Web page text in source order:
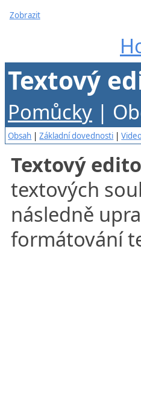
Zobrazit
Textový
Pomůcky |
Obsah |Základní dovednosti |
Textový
textových
následně
formátování